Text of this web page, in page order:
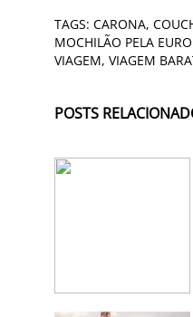
TAGS: CARONA,
MOCHILÃO PELA
VIAGEM, VIAGEM
POSTS